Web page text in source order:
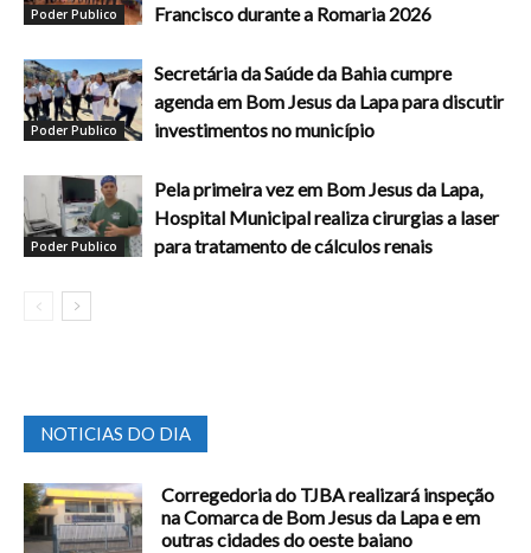
Poder Publico
Francisco durante a Romaria 2026
Poder Publico
Secretária da Saúde da Bahia cumpre
agenda em Bom Jesus da Lapa para discutir
investimentos no município
Poder Publico
Pela primeira vez em Bom Jesus da Lapa,
Hospital Municipal realiza cirurgias a laser
para tratamento de cálculos renais
NOTICIAS DO DIA
Corregedoria do TJBA realizará inspeção
na Comarca de Bom Jesus da Lapa e em
outras cidades do oeste baiano